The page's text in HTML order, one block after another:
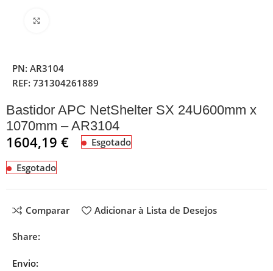
PN:AR3104
REF:731304261889
Bastidor APC NetShelter SX 24U600mm x
1070mm – AR3104
1604,19€ Esgotado
Esgotado
Comparar Adicionar à Lista de Desejos
Share:
Envio: